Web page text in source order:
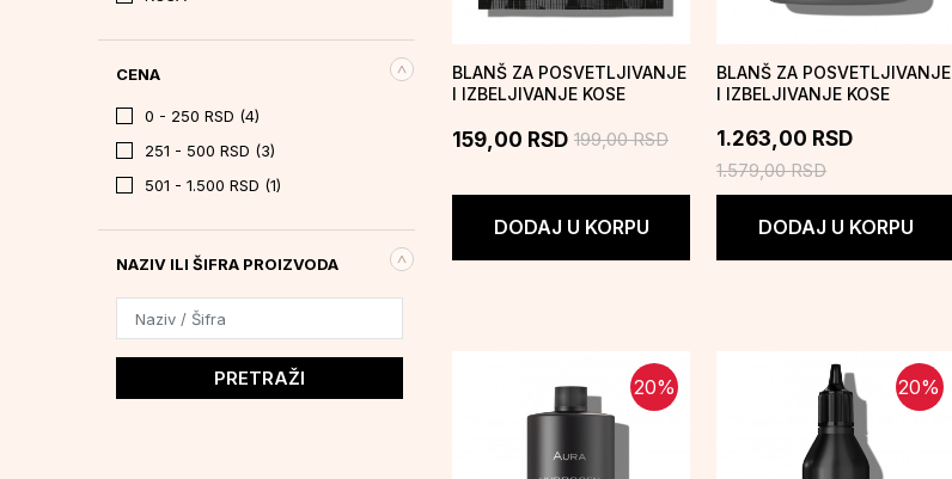
CENA
0 - 250 RSD (4)
251 - 500 RSD (3)
501 - 1.500 RSD (1)
NAZIV ILI ŠIFRA PROIZVODA
PRETRAŽI
BLANŠ ZA POSVETLJIVANJE
I IZBELJIVANJE KOSE
159,00 RSD 199,00RSD
DODAJ U KORPU
BLANŠ ZA POSVETLJIVANJE
I IZBELJIVANJE KOSE
1.263,00 RSD
1.579,00RSD
DODAJ U KORPU
20% 20%